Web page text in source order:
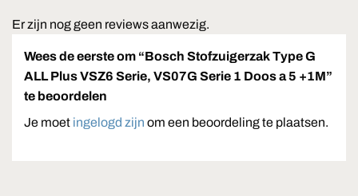
Er zijn nog geen reviews aanwezig.
Wees de eerste om “Bosch Stofzuigerzak Type G
ALL Plus VSZ6 Serie, VS07G Serie 1 Doos a 5 +1M”
te beoordelen
Je moet ingelogd zijn om een beoordeling te plaatsen.